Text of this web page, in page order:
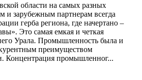
области на самых разных
и зарубежным партнерам всегда
герба региона, где начертано –
Это самая емкая и четкая
Урала. Промышленность была и
преимуществом
Концентрация промышленног...